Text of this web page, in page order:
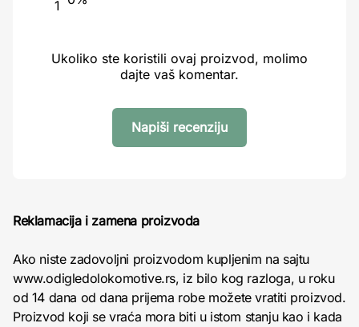
1
Ukoliko ste koristili ovaj proizvod, molimo
dajte vaš komentar.
Napiši recenziju
Reklamacija i zamena proizvoda
Ako niste zadovoljni proizvodom kupljenim na sajtu
www.odigledolokomotive.rs, iz bilo kog razloga, u roku
od 14 dana od dana prijema robe možete vratiti proizvod.
Proizvod koji se vraća mora biti u istom stanju kao i kada